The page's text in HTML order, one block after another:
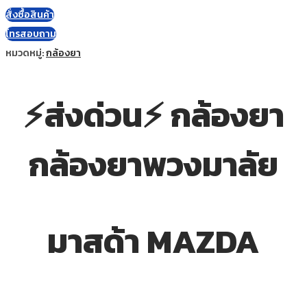
สั่งซื้อสินค้า
โทรสอบถาม
หมวดหมู่:กล้องยา
⚡ส่งด่วน⚡ กล้องยา
กล้องยาพวงมาลัย
มาสด้า MAZDA